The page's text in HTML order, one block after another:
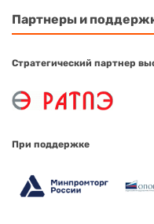
Партнеры и
Стратегический партнер
При поддержке